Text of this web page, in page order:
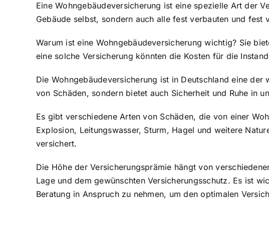
Eine Wohngebäudeversicherung ist eine spezielle Art der
Gebäude selbst, sondern auch alle fest verbauten und fest
Warum ist eine Wohngebäudeversicherung wichtig? Sie
eine solche Versicherung könnten die Kosten für die
Die Wohngebäudeversicherung ist in Deutschland eine
von Schäden, sondern bietet auch Sicherheit und Ruhe in
Es gibt verschiedene Arten von Schäden, die von einer
Explosion, Leitungswasser, Sturm, Hagel und weitere
versichert.
Die Höhe der Versicherungsprämie hängt von
Lage und dem gewünschten Versicherungsschutz. Es ist
Beratung in Anspruch zu nehmen, um den optimalen